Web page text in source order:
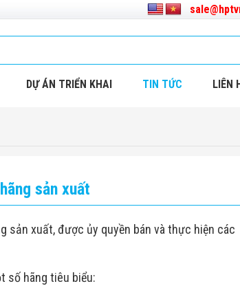
DỰ ÁN TRIỂN KHAI TIN TỨC LIÊN
sản xuất
sản xuất, được ủy quyền bán và thực hiện các
số hãng tiêu biểu: